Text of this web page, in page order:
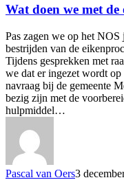
we
met
de
eikenprocessierups?
Wat doen we met de
Pas zagen we op het
bestrijden van de
Tijdens gesprekken met
we dat er ingezet wordt
navraag bij de gemeente
bezig zijn met de
hulpmiddel…
Pascal van Oers3